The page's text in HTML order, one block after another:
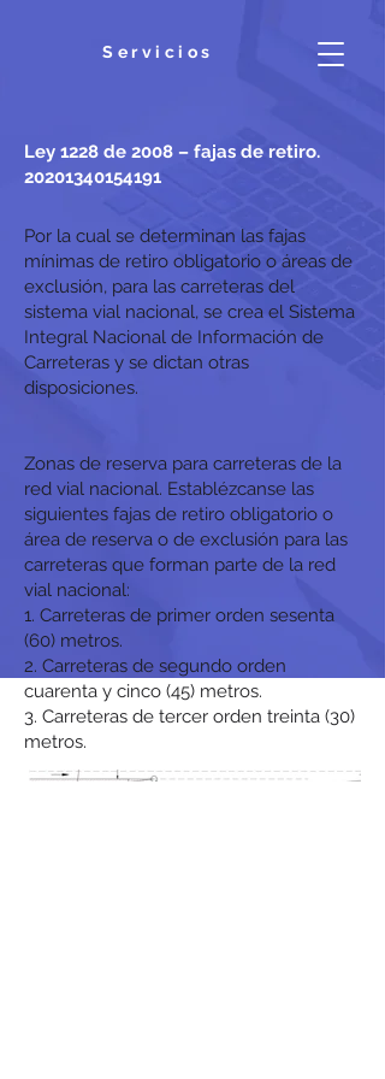
Servicios
Ley 1228 de 2008 – fajas de retiro.
20201340154191
Por la cual se determinan las fajas
mínimas de retiro obligatorio o áreas de
exclusión, para las carreteras del
sistema vial nacional, se crea el Sistema
Integral Nacional de Información de
Carreteras y se dictan otras
disposiciones.
Zonas de reserva para carreteras de la
red vial nacional. Establézcanse las
siguientes fajas de retiro obligatorio o
área de reserva o de exclusión para las
carreteras que forman parte de la red
vial nacional:
1. Carreteras de primer orden sesenta
(60) metros.
2. Carreteras de segundo orden
cuarenta y cinco (45) metros.
3. Carreteras de tercer orden treinta (30)
metros.